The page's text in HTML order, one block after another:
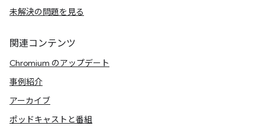
未解決の問題を見る
関連コンテンツ
Chromium のアップデート
事例紹介
アーカイブ
ポッドキャストと番組